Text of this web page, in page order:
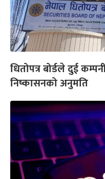
धितोपत्र बोर्डले दुई
निष्कासनको अनुमति